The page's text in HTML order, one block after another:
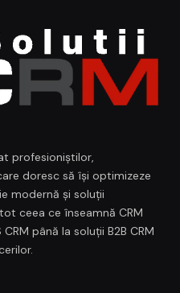
profesioniștilor,
doresc să își optimizeze
modernă și soluții
ceea ce înseamnă CRM
până la soluții B2B CRM